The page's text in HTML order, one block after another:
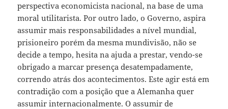
perspectiva economicista nacional, na base de uma
moral utilitarista. Por outro lado, o Governo, aspira
assumir mais responsabilidades a nível mundial,
prisioneiro porém da mesma mundivisão, não se
decide a tempo, hesita na ajuda a prestar, vendo-se
obrigado a marcar presença desatempadamente,
correndo atrás dos acontecimentos. Este agir está em
contradição com a posição que a Alemanha quer
assumir internacionalmente. O assumir de